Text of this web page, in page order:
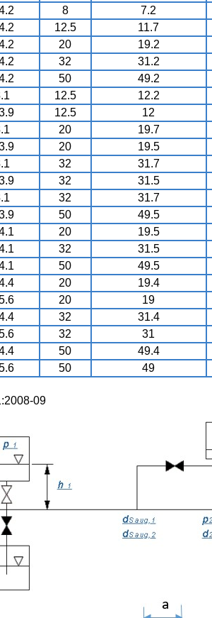
8 7.2
12.5 11.7
20 19.2
32 31.2
50 49.2
12.5 12.2
12.5 12
20 19.7
20 19.5
32 31.7
32 31.5
32 31.7
50 49.5
20 19.5
32 31.5
50 49.5
20 19.4
20 19
32 31.4
32 31
50 49.4
50 49
09